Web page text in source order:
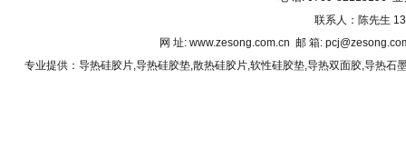
联系人：陈先生
网 址: www.zesong.com.cn 邮 箱:
专业提供： 导热硅胶片,导热硅胶垫,散热硅胶片,软性硅胶垫,导热双面胶,导热石